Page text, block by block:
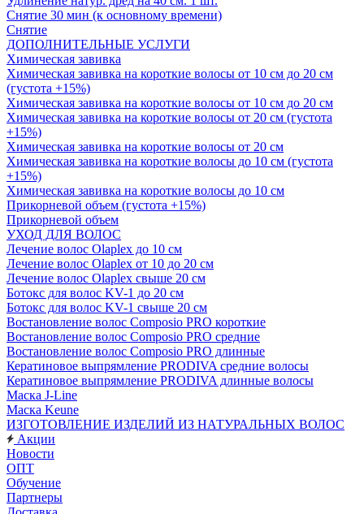
Снятие 30 мин (к основному времени)
Снятие
ДОПОЛНИТЕЛЬНЫЕ УСЛУГИ
Химическая завивка
Химическая завивка на короткие волосы от 10 см до 20 см
(густота +15%)
Химическая завивка на короткие волосы от 10 см до 20 см
Химическая завивка на короткие волосы от 20 см (густота
+15%)
Химическая завивка на короткие волосы от 20 см
Химическая завивка на короткие волосы до 10 см (густота
+15%)
Химическая завивка на короткие волосы до 10 см
Прикорневой объем (густота +15%)
Прикорневой объем
УХОД ДЛЯ ВОЛОС
Лечение волос Olapleх до 10 см
Лечение волос Olapleх от 10 до 20 см
Лечение волос Olapleх свыше 20 см
Ботокс для волос KV-1 до 20 см
Ботокс для волос KV-1 свыше 20 см
Востановление волос Composio PRO короткие
Востановление волос Composio PRO средние
Востановление волос Composio PRO длинные
Кератиновое выпрямление PRODIVA средние волосы
Кератиновое выпрямление PRODIVA длинные волосы
Маска J-Line
Маска Keune
ИЗГОТОВЛЕНИЕ ИЗДЕЛИЙ ИЗ НАТУРАЛЬНЫХ ВОЛОС
Акции
Новости
ОПТ
Обучение
Партнеры